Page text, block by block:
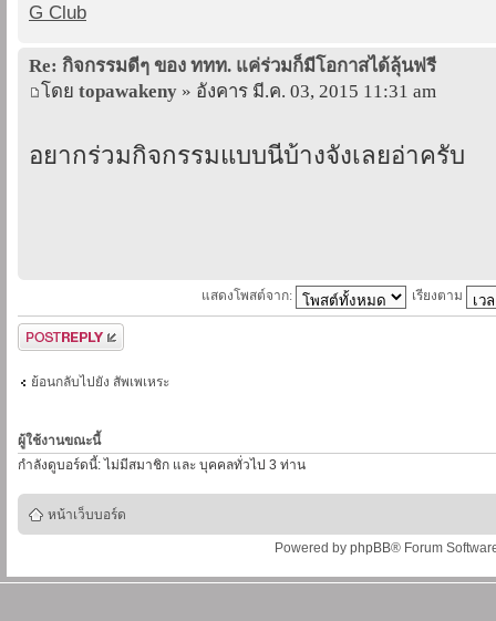
G Club
Re: กิจกรรมดีๆ ของ ททท. แค่ร่วมก็มีโอกาสได้ลุ้นฟรี
โดย topawakeny » อังคาร มี.ค. 03, 2015 11:31 am
อยากร่วมกิจกรรมแบบนี่้บ้างจังเลยอ่าครับ
แสดงโพสต์จาก: เรียงตาม
ตอบกระทู้
ย้อนกลับไปยัง สัพเพเหระ
ผู้ใช้งานขณะนี้
กำลังดูบอร์ดนี้: ไม่มีสมาชิก และ บุคคลทั่วไป 3 ท่าน
หน้าเว็บบอร์ด
Powered by phpBB® Forum